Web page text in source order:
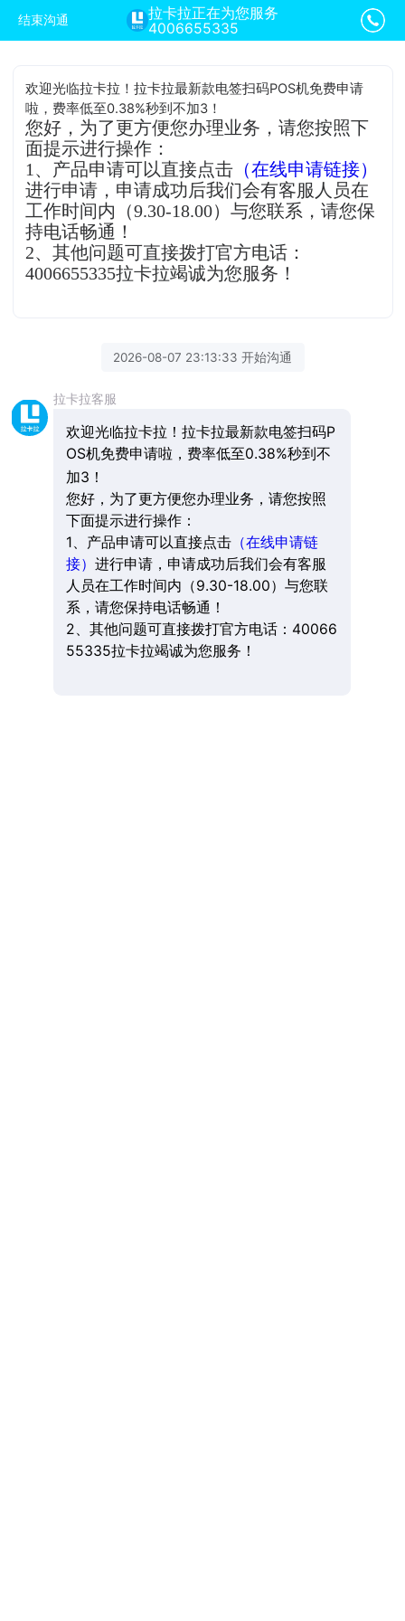
结束沟通
拉卡拉正在为您服务
4006655335
欢迎光临拉卡拉！拉卡拉最新款电签扫码POS机免费申请
啦，费率低至0.38%秒到不加3！
您好，为了更方便您办理业务，请您按照下
面提示进行操作：
1、产品申请可以直接点击 （在线申请链接）
进行申请，申请成功后我们会有客服人员在
工作时间内（9.30-18.00）与您联系，请您保
持电话畅通！
2、其他问题可直接拨打官方电话：
4006655335拉卡拉竭诚为您服务！
2026-08-07 23:13:33 开始沟通
拉卡拉客服
欢迎光临拉卡拉！拉卡拉最新款电签扫码P
OS机免费申请啦，费率低至0.38%秒到不
加3！
您好，为了更方便您办理业务，请您按照
下面提示进行操作：
1、产品申请可以直接点击（在线申请链
接） 进行申请，申请成功后我们会有客服
人员在工作时间内（9.30-18.00）与您联
系，请您保持电话畅通！
2、其他问题可直接拨打官方电话：40066
55335拉卡拉竭诚为您服务！